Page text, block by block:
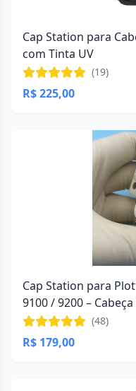
Cap Station para
com Tinta UV
(19)
R$ 225,00
Cap Station para
9100 / 9200 – Cabeça
(48)
R$ 179,00